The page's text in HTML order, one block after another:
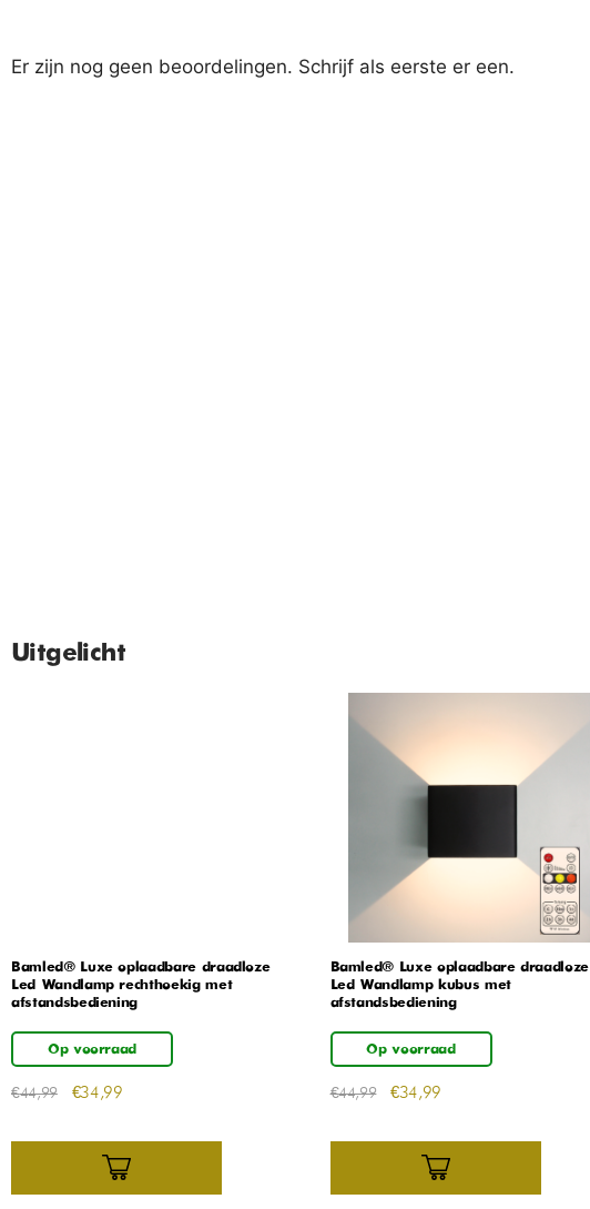
Er zijn nog geen beoordelingen. Schrijf als eerste er een.
Uitgelicht
Bamled® Luxe oplaadbare draadloze
Led Wandlamp rechthoekig met
afstandsbediening
Op voorraad
€44,99 €34,99
Bamled® Luxe oplaadbare draadloze
Led Wandlamp kubus met
afstandsbediening
Op voorraad
€44,99 €34,99